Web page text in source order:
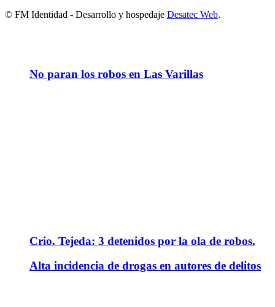
No paran los robos en Las Varillas
Crio. Tejeda: 3 detenidos por la ola de robos.
Alta incidencia de drogas en autores de delitos
© FM Identidad - Desarrollo y hospedaje Desatec Web.